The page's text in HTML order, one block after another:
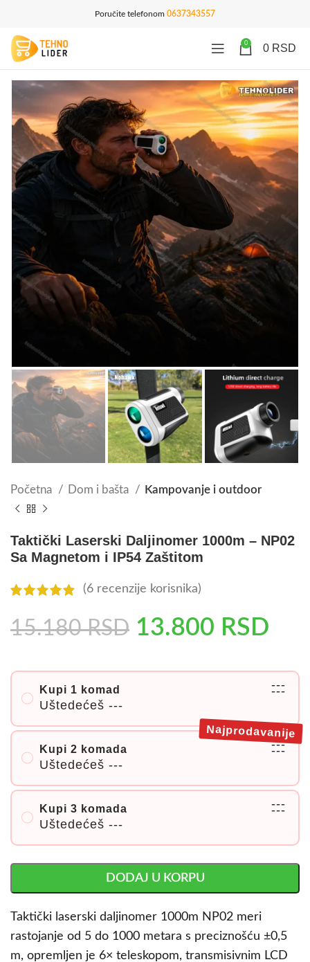
Poručite telefonom 0637343557
0 0 RSD
Početna Dom i bašta Kampovanje i outdoor
Taktički Laserski Daljinomer 1000m – NP02
Sa Magnetom i IP54 Zaštitom
(6 recenzije korisnika)
15.180RSD 13.800 RSD
Kupi 1 komad
Uštedećeš ---
---
---
Kupi 2 komada
Uštedećeš ---
---
---
Najprodavanije
Kupi 3 komada
Uštedećeš ---
---
---
DODAJ U KORPU
Taktički laserski daljinomer 1000m NP02 meri
rastojanje od 5 do 1000 metara s preciznošću ±0,5
m, opremljen je 6× teleskopom, transmisivnim LCD